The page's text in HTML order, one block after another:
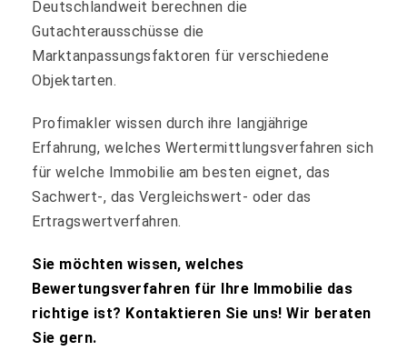
Deutschlandweit berechnen die
Gutachterausschüsse die
Marktanpassungsfaktoren für verschiedene
Objektarten.
Profimakler wissen durch ihre langjährige
Erfahrung, welches Wertermittlungsverfahren sich
für welche Immobilie am besten eignet, das
Sachwert-, das Vergleichswert- oder das
Ertragswertverfahren.
Sie möchten wissen, welches
Bewertungsverfahren für Ihre Immobilie das
richtige ist? Kontaktieren Sie uns! Wir beraten
Sie gern.